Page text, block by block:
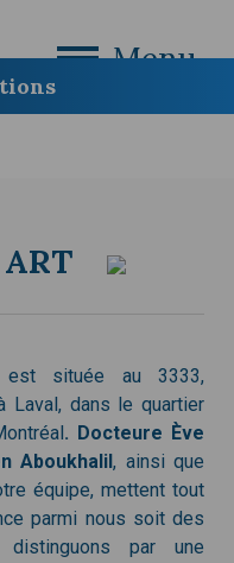
Menu
ART
est située au 3333,
Laval, dans le quartier
. Docteure Ève
Aboukhalil, ainsi que
équipe, mettent tout
parmi nous soit des
par une